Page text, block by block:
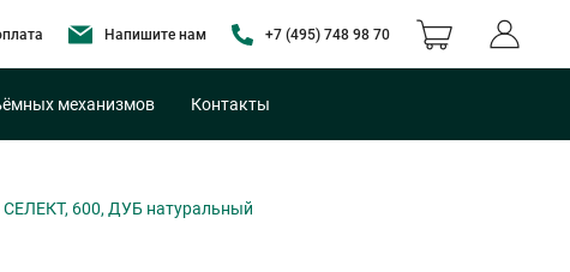
Напишите нам +7 (495) 748 98 70
механизмов Контакты
600, ДУБ натуральный